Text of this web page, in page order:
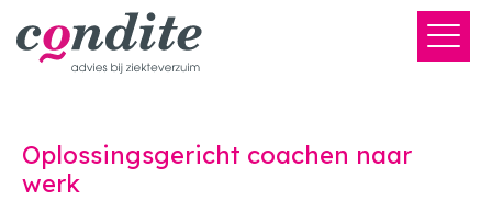
Oplossingsgericht coachen naar
werk